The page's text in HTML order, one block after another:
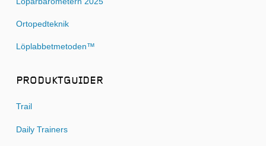
Ortopedteknik
Löplabbetmetoden™
PRODUKTGUIDER
Trail
Daily Trainers